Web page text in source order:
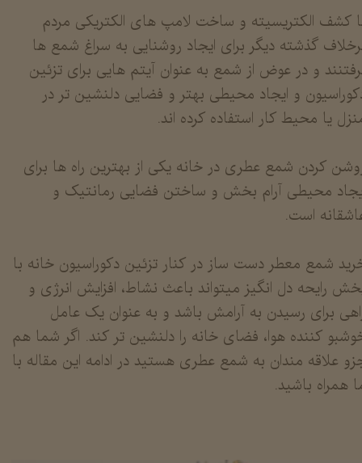
کشف الکتریسیته و ساخت لامپ های الکتریکی مردم
گذشته دیگر برای ایجاد روشنایی به سراغ شمع ها
و در عوض از شمع به عنوان آیتم هایی برای تزئین
و ایجاد محیطی بهتر و فضایی دلنشین تر در
یا محیط کار استفاده کرده اند.
کردن شمع عطری در خانه یکی از بهترین راه ها برای
محیطی آرام بخش و ساختن فضایی رمانتیک و
است.
شمع معطر دست ساز در کنار تزئین دکوراسیون خانه با
رایحه دل انگیز میتواند باعث نشاط، افزایش انرژی و
برای رسیدن به آرامش باشد و به عنوان یک عامل
کننده هوا، فضای خانه را دلنشین تر کند. اگر شما هم
علاقه مندان به شمع عطری هستید در ادامه این مقاله با
همراه باشید.